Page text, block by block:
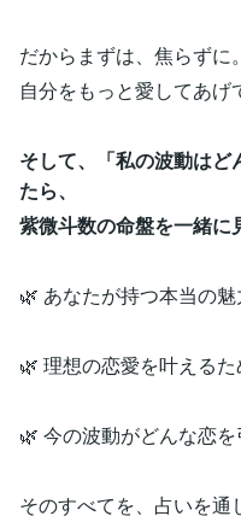
だからまずは、焦らずに。
自分をもっと愛してあげ
そして、「私の波動は
たら、
紫微斗数の命盤を一緒に
🌿 あなたが持つ本当の魅
🌿 理想の恋愛を叶えるた
🌿 今の波動がどんな恋
そのすべてを、占いを通